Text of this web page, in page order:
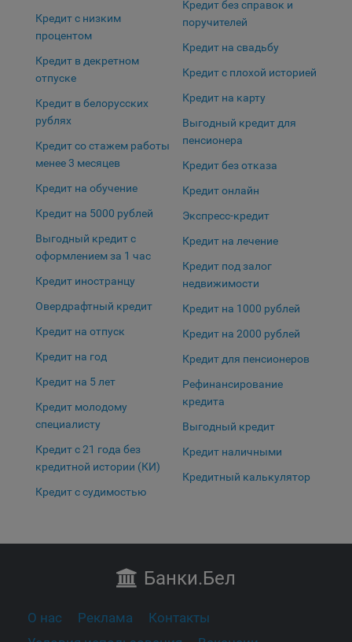
Кредит с низким
процентом
Кредит в декретном
отпуске
Кредит в белорусских
рублях
Кредит со стажем работы
менее 3 месяцев
Кредит на обучение
Кредит на 5000 рублей
Выгодный кредит с
оформлением за 1 час
Кредит иностранцу
Овердрафтный кредит
Кредит на отпуск
Кредит на год
Кредит на 5 лет
Кредит молодому
специалисту
Кредит с 21 года без
кредитной истории (КИ)
Кредит с судимостью
Кредит без справок и
поручителей
Кредит на свадьбу
Кредит с плохой историей
Кредит на карту
Выгодный кредит для
пенсионера
Кредит без отказа
Кредит онлайн
Экспресс-кредит
Кредит на лечение
Кредит под залог
недвижимости
Кредит на 1000 рублей
Кредит на 2000 рублей
Кредит для пенсионеров
Рефинансирование
кредита
Выгодный кредит
Кредит наличными
Кредитный калькулятор
Банки.Бел
О нас Реклама
Контакты